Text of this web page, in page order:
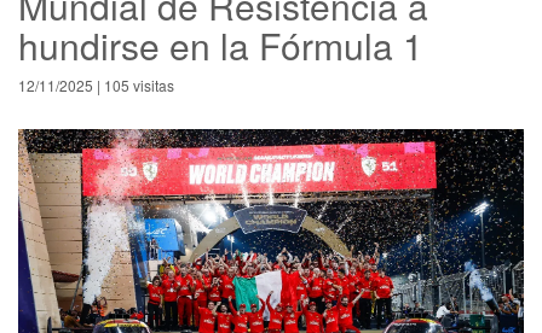
hundirse en la Fórmula 1
12/11/2025 | 105 visitas